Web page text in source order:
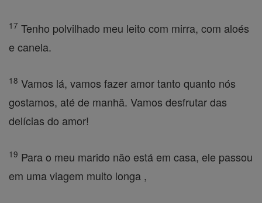
17 Tenho polvilhado meu leito com mirra, com aloés
e canela.
18 Vamos lá, vamos fazer amor tanto quanto nós
gostamos, até de manhã. Vamos desfrutar das
delícias do amor!
19 Para o meu marido não está em casa, ele passou
em uma viagem muito longa ,